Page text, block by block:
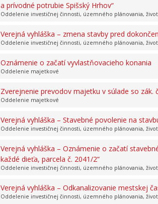
a prívodné potrubie Spišský Hrhov“
Oddelenie investičnej činnosti, územného plánovania,
Verejná vyhláška – zmena stavby pred
Oddelenie investičnej činnosti, územného plánovania,
Oznámenie o začatí vyvlastňovacieho konania
Oddelenie majetkové
Zverejnenie prevodov majetku v súlade so
Oddelenie majetkové
Verejná vyhláška – Stavebné povolenie na
Oddelenie investičnej činnosti, územného plánovania,
Verejná vyhláška – Oznámenie o začatí
každé dieťa, parcela č. 2041/2“
Oddelenie investičnej činnosti, územného plánovania,
Verejná vyhláška – Odkanalizovanie mestskej
Oddelenie investičnej činnosti, územného plánovania,